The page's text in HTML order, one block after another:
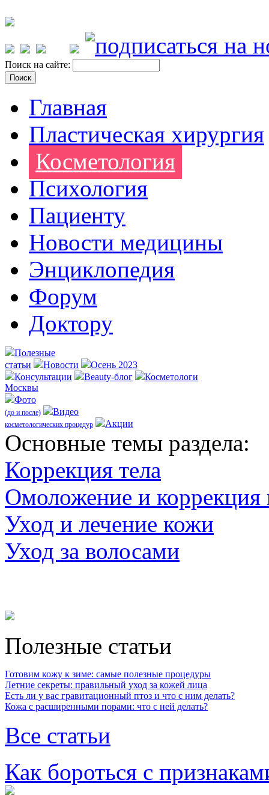
Поиск на сайте:
Главная
Пластическая хирургия
Косметология
Психология
Пациенту
Новости медицины
Энциклопедия
Форум
Доктору
Полезные
статьи
Новости
Осень 2023
Консультации
Beauty-блог
Косметологи
Москвы
Фото
(до и после) Видео
косметологических процедур Акции
Оcновные темы раздела:
Коррекция тела
Омоложение и коррекция
Уход и лечение кожи
Уход за волосами
Полезные статьи
Готовим кожу к зиме: самые полезные процедуры
Летние секреты: правильный уход за кожей лица
Есть ли у вас гравитационный птоз и что с ним делать?
Кожа с расширенными порами: что с ней делать?
Все статьи
Как бороться с